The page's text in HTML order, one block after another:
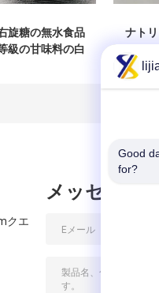
旋糖の無水食品
級の甘味料の白
ナト
品等
99%
クエ
メッセージ
Good
for?